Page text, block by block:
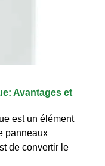
Avantages et
est un élément
panneaux
de convertir le